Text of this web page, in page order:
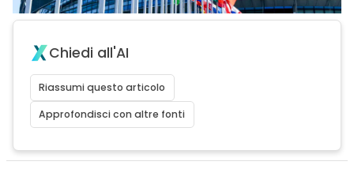
Chiedi all'AI
Riassumi questo articolo
Approfondisci con altre fonti